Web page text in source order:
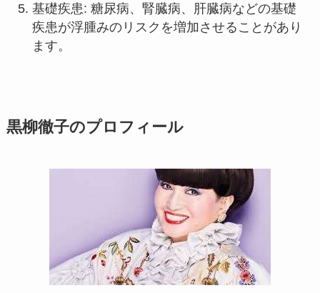
基礎疾患: 糖尿病、腎臓病、肝臓病などの基礎
疾患が浮腫みのリスクを増加させることがあり
ます。
黒柳徹子のプロフィール